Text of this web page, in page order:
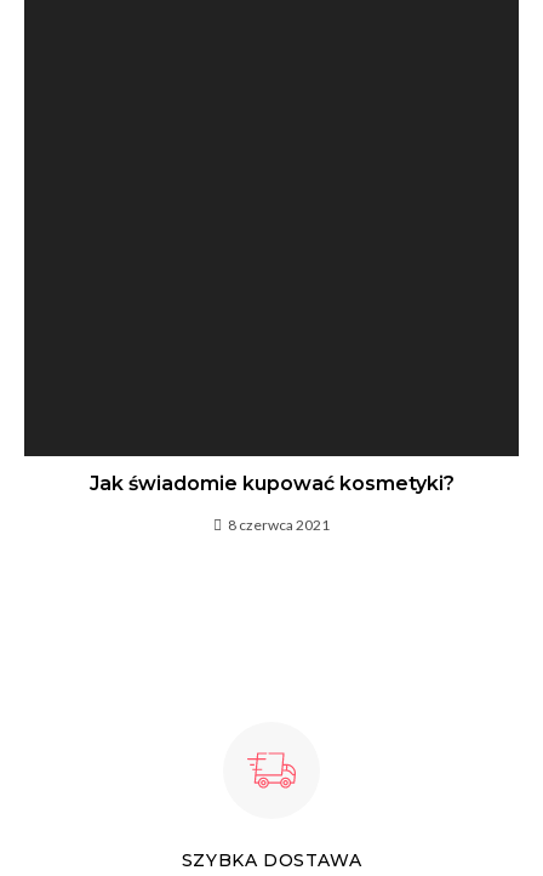
Jak świadomie kupować kosmetyki?
8 czerwca 2021
SZYBKA DOSTAWA